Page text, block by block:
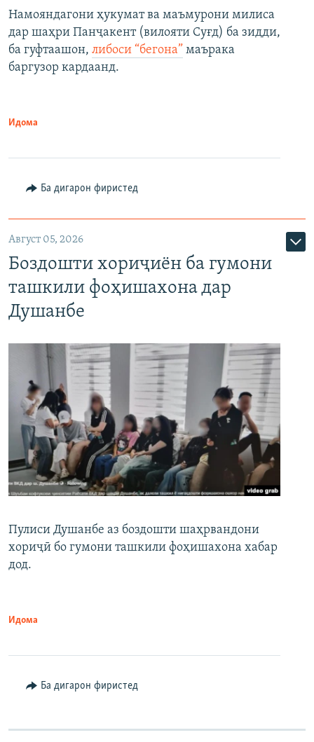
Намояндагони ҳукумат ва маъмурони милиса
дар шаҳри Панҷакент (вилояти Суғд) ба зидди,
ба гуфтаашон, либоси “бегона” маърака
баргузор кардаанд.
Идома
Ба дигарон фиристед
Август 05, 2026
Боздошти хориҷиён ба гумони
ташкили фоҳишахона дар
Душанбе
Пулиси Душанбе аз боздошти шаҳрвандони
хориҷӣ бо гумони ташкили фоҳишахона хабар
дод.
Идома
Ба дигарон фиристед